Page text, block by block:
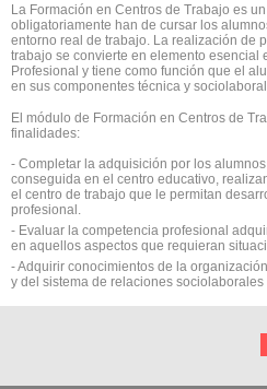
La Formación en Centros de Trabajo es
obligatoriamente han de cursar los
entorno real de trabajo. La realización de
trabajo se convierte en elemento esencial
Profesional y tiene como función que el
en sus componentes técnica y sociolaboral.
El módulo de Formación en Centros de
finalidades:
- Completar la adquisición por los
conseguida en el centro educativo,
el centro de trabajo que le permitan
profesional.
- Evaluar la competencia profesional
en aquellos aspectos que requieran
- Adquirir conocimientos de la
y del sistema de relaciones sociolaborales